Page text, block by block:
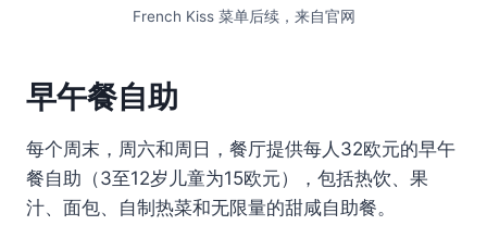
French Kiss 菜单后续，来自官网
早午餐自助
每个周末，周六和周日，餐厅提供每人32欧元的早午
餐自助（3至12岁儿童为15欧元），包括热饮、果
汁、面包、自制热菜和无限量的甜咸自助餐。